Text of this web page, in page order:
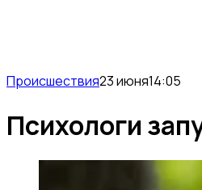
Происшествия23 июня14:05
Психологи